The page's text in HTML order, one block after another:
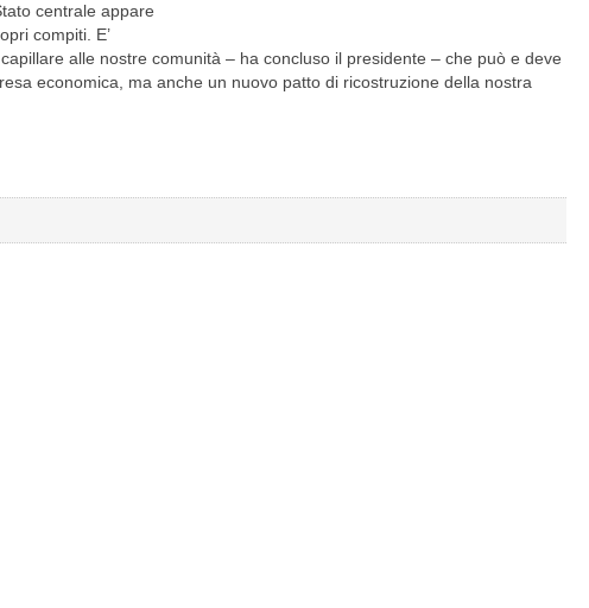
centrale appare
compiti. E’
alle nostre comunità – ha concluso il presidente – che può e deve
economica, ma anche un nuovo patto di ricostruzione della nostra